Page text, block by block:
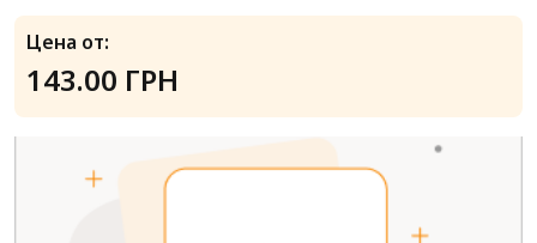
Цена от:
143.00 ГРН